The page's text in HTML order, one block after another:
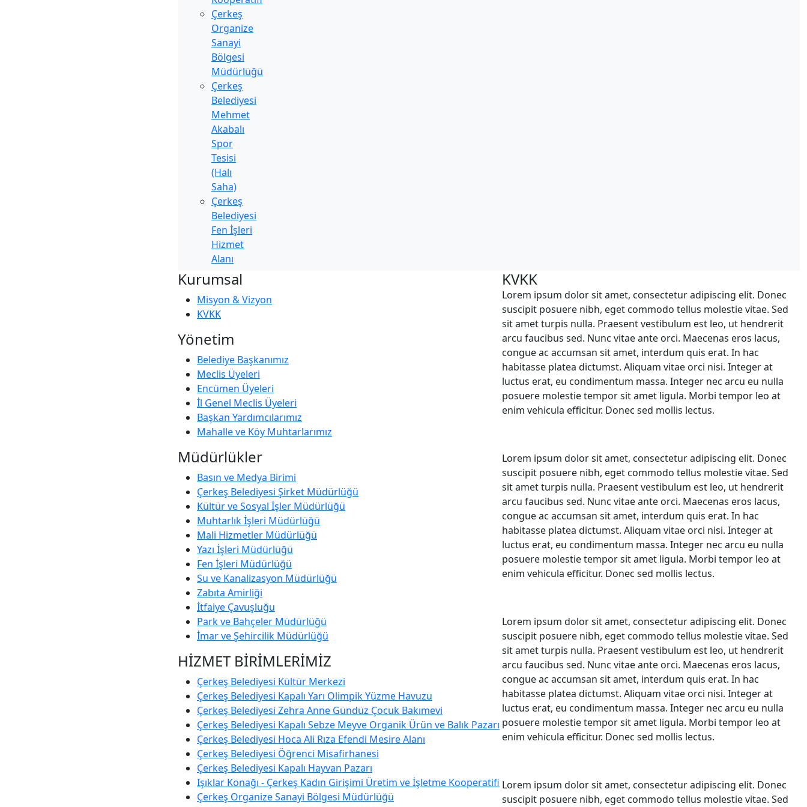
Çerkeş
Organize
Sanayi
Bölgesi
Müdürlüğü
Çerkeş
Belediyesi
Mehmet
Akabalı
Spor
Tesisi
(Halı
Saha)
Çerkeş
Belediyesi
Fen İşleri
Hizmet
Alanı
Kurumsal
Misyon & Vizyon
KVKK
Yönetim
Belediye Başkanımız
Meclis Üyeleri
Encümen Üyeleri
İl Genel Meclis Üyeleri
Başkan Yardımcılarımız
Mahalle ve Köy Muhtarlarımız
Müdürlükler
Basın ve Medya Birimi
Çerkeş Belediyesi Şirket Müdürlüğü
Kültür ve Sosyal İşler Müdürlüğü
Muhtarlık İşleri Müdürlüğü
Mali Hizmetler Müdürlüğü
Yazı İşleri Müdürlüğü
Fen İşleri Müdürlüğü
Su ve Kanalizasyon Müdürlüğü
Zabıta Amirliği
İtfaiye Çavuşluğu
Park ve Bahçeler Müdürlüğü
İmar ve Şehircilik Müdürlüğü
HİZMET BİRİMLERİMİZ
Çerkeş Belediyesi Kültür Merkezi
Çerkeş Belediyesi Kapalı Yarı Olimpik Yüzme Havuzu
Çerkeş Belediyesi Zehra Anne Gündüz Çocuk Bakımevi
Çerkeş Belediyesi Kapalı Sebze Meyve Organik Ürün ve Balık Pazarı
Çerkeş Belediyesi Hoca Ali Rıza Efendi Mesire Alanı
Çerkeş Belediyesi Öğrenci Misafirhanesi
Çerkeş Belediyesi Kapalı Hayvan Pazarı
Işıklar Konağı - Çerkeş Kadın Girişimi Üretim ve İşletme Kooperatifi
Çerkeş Organize Sanayi Bölgesi Müdürlüğü
KVKK
Lorem ipsum dolor sit amet, consectetur adipiscing elit. Donec
suscipit posuere nibh, eget commodo tellus molestie vitae. Sed
sit amet turpis nulla. Praesent vestibulum est leo, ut hendrerit
arcu faucibus sed. Nunc vitae ante orci. Maecenas eros lacus,
congue ac accumsan sit amet, interdum quis erat. In hac
habitasse platea dictumst. Aliquam vitae orci nisi. Integer at
luctus erat, eu condimentum massa. Integer nec arcu eu nulla
posuere molestie tempor sit amet ligula. Morbi tempor leo at
enim vehicula efficitur. Donec sed mollis lectus.
Lorem ipsum dolor sit amet, consectetur adipiscing elit. Donec
suscipit posuere nibh, eget commodo tellus molestie vitae. Sed
sit amet turpis nulla. Praesent vestibulum est leo, ut hendrerit
arcu faucibus sed. Nunc vitae ante orci. Maecenas eros lacus,
congue ac accumsan sit amet, interdum quis erat. In hac
habitasse platea dictumst. Aliquam vitae orci nisi. Integer at
luctus erat, eu condimentum massa. Integer nec arcu eu nulla
posuere molestie tempor sit amet ligula. Morbi tempor leo at
enim vehicula efficitur. Donec sed mollis lectus.
Lorem ipsum dolor sit amet, consectetur adipiscing elit. Donec
suscipit posuere nibh, eget commodo tellus molestie vitae. Sed
sit amet turpis nulla. Praesent vestibulum est leo, ut hendrerit
arcu faucibus sed. Nunc vitae ante orci. Maecenas eros lacus,
congue ac accumsan sit amet, interdum quis erat. In hac
habitasse platea dictumst. Aliquam vitae orci nisi. Integer at
luctus erat, eu condimentum massa. Integer nec arcu eu nulla
posuere molestie tempor sit amet ligula. Morbi tempor leo at
enim vehicula efficitur. Donec sed mollis lectus.
Lorem ipsum dolor sit amet, consectetur adipiscing elit. Donec
suscipit posuere nibh, eget commodo tellus molestie vitae. Sed